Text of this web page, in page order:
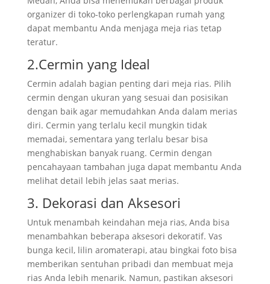
organizer di toko-toko perlengkapan rumah yang
dapat membantu Anda menjaga meja rias tetap
teratur.
2.Cermin yang Ideal
Cermin adalah bagian penting dari meja rias. Pilih
cermin dengan ukuran yang sesuai dan posisikan
dengan baik agar memudahkan Anda dalam merias
diri. Cermin yang terlalu kecil mungkin tidak
memadai, sementara yang terlalu besar bisa
menghabiskan banyak ruang. Cermin dengan
pencahayaan tambahan juga dapat membantu Anda
melihat detail lebih jelas saat merias.
3. Dekorasi dan Aksesori
Untuk menambah keindahan meja rias, Anda bisa
menambahkan beberapa aksesori dekoratif. Vas
bunga kecil, lilin aromaterapi, atau bingkai foto bisa
memberikan sentuhan pribadi dan membuat meja
rias Anda lebih menarik. Namun, pastikan aksesori